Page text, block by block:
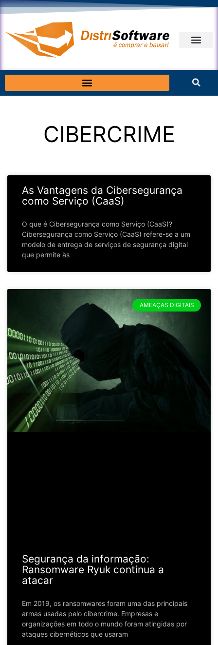
Ir
para
conteúdo
CIBERCRIME
As Vantagens da Cibersegurança
como Serviço (CaaS)
O que é Cibersegurança como Serviço (CaaS)?
Cibersegurança como Serviço (CaaS) refere-se a um
modelo de entrega de serviços de segurança digital
que permite às
AMEAÇAS DIGITAIS
Segurança da informação:
Ransomware Ryuk continua a
atacar
Em 2019, os ransomwares foram uma das principais
armas usadas pelo cibercrime. Empresas e
organizações em todo o mundo foram atingidas por
ataques cibernéticos que usaram